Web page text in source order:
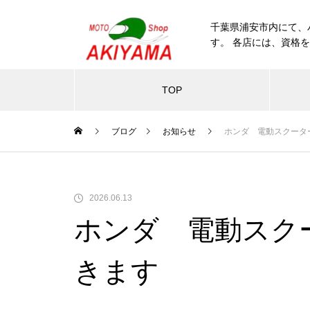
千葉県浦安市内にて
す。 各店には、資格
TOP
ブログ お知らせ ホンダ 電動スクー
2026.06.13
ホンダ 電動ス
きます